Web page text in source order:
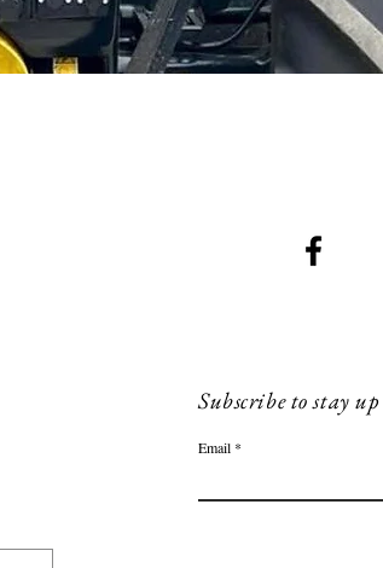
Subscribe to stay
Email